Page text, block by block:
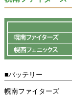
■バッテリー
幌南ファイターズ